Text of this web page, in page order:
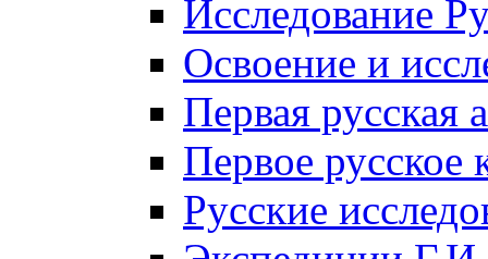
Исследование
Освоение и
Первая русская
Первое русское
Русские